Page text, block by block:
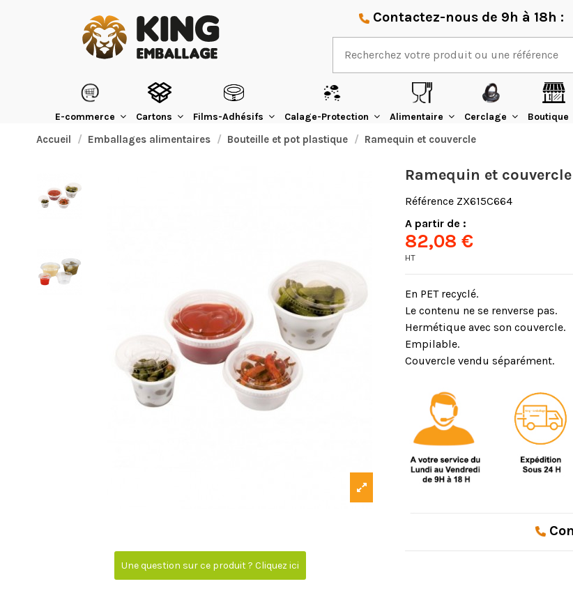
Contactez-nous de 9h à 18h :
E-commerce Cartons Films-Adhésifs Calage-Protection Alimentaire Cerclage Boutique
Accueil Emballages alimentaires Bouteille et pot plastique Ramequin et couvercle
Une question sur ce produit ? Cliquez ici
Ramequin et couvercle
Référence ZX615C664
A partir de :
82,08 €
HT
En PET recyclé.
Le contenu ne se renverse pas.
Hermétique avec son couvercle.
Empilable.
Couvercle vendu séparément.